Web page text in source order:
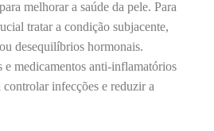
melhorar a saúde da pele. Para
tratar a condição subjacente,
desequilíbrios hormonais.
medicamentos anti-inflamatórios
controlar infecções e reduzir a